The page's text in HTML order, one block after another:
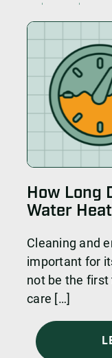
How Long
Water
Cleaning and
important for
not be the
care […]